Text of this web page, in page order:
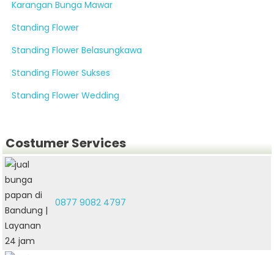
Karangan Bunga Mawar
Standing Flower
Standing Flower Belasungkawa
Standing Flower Sukses
Standing Flower Wedding
Costumer Services
0877 9082 4797